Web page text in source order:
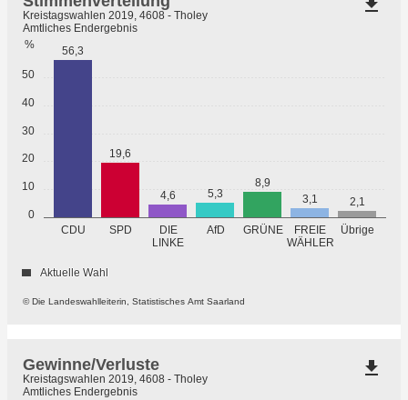
0
10
20
30
40
50
%
CDU SPD
DIE
LINKE
AfD GRÜNE FREIE
WÄHLER
Übrige
56,3
19,6
4,6 5,3
8,9
3,1
2,1
© Die Landeswahlleiterin, Statistisches Amt Saarland
Kreistagswahlen 2019, 4608 - Tholey
Amtliches Endergebnis
Aktuelle Wahl
file_download
Gewinne/Verluste
Kreistagswahlen 2019, 4608 - Tholey
Amtliches Endergebnis
file_download